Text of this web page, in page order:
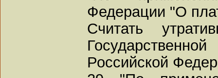
Федерации "О
Считать
Российской